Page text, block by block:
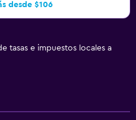
desde $106
tasas e impuestos locales a